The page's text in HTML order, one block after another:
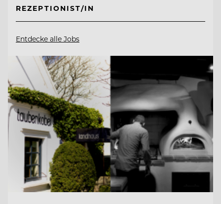
REZEPTIONIST/IN
Entdecke alle Jobs